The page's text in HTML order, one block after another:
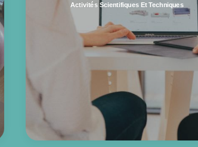
Activités Scientifiques Et Techniques